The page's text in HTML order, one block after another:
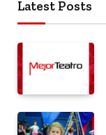
Latest Posts